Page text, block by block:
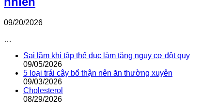
09/20/2026
…
Sai lầm khi tập thể dục làm tăng nguy cơ đột quỵ
09/05/2026
5 loại trái cây bổ thận nên ăn thường xuyên
09/03/2026
Cholesterol
08/29/2026